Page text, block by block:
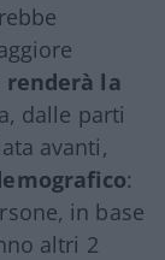
renderà la
dalle parti
avanti,
:
in base
altri 2